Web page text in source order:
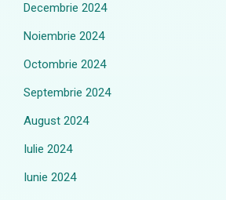
Decembrie 2024
Noiembrie 2024
Octombrie 2024
Septembrie 2024
August 2024
Iulie 2024
Iunie 2024